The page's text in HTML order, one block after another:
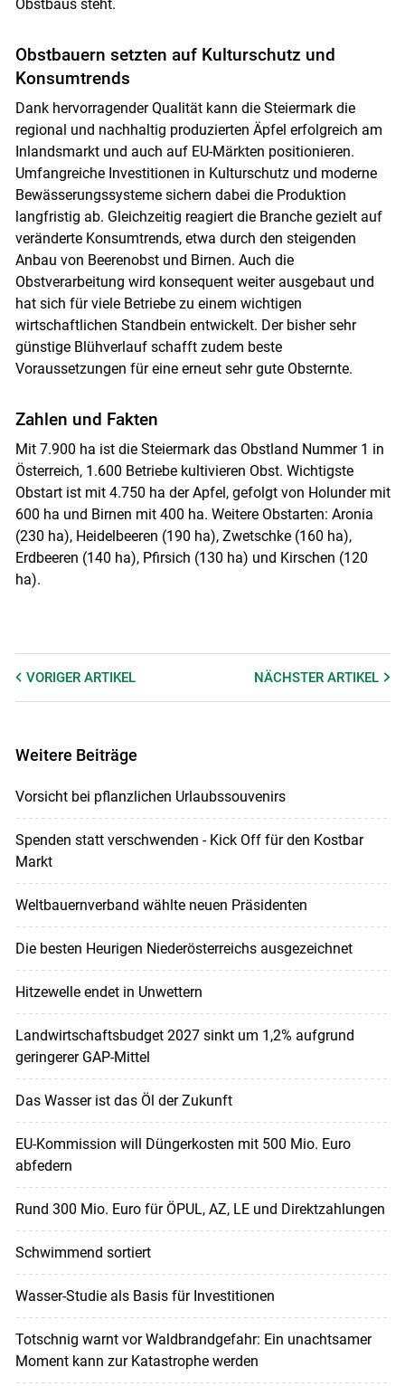
Obstbaus steht.
Obstbauern setzten auf Kulturschutz und
Konsumtrends
Dank hervorragender Qualität kann die Steiermark die
regional und nachhaltig produzierten Äpfel erfolgreich am
Inlandsmarkt und auch auf EU-Märkten positionieren.
Umfangreiche Investitionen in Kulturschutz und moderne
Bewässerungssysteme sichern dabei die Produktion
langfristig ab. Gleichzeitig reagiert die Branche gezielt auf
veränderte Konsumtrends, etwa durch den steigenden
Anbau von Beerenobst und Birnen. Auch die
Obstverarbeitung wird konsequent weiter ausgebaut und
hat sich für viele Betriebe zu einem wichtigen
wirtschaftlichen Standbein entwickelt. Der bisher sehr
günstige Blühverlauf schafft zudem beste
Voraussetzungen für eine erneut sehr gute Obsternte.
Zahlen und Fakten
Mit 7.900 ha ist die Steiermark das Obstland Nummer 1 in
Österreich, 1.600 Betriebe kultivieren Obst. Wichtigste
Obstart ist mit 4.750 ha der Apfel, gefolgt von Holunder mit
600 ha und Birnen mit 400 ha. Weitere Obstarten: Aronia
(230 ha), Heidelbeeren (190 ha), Zwetschke (160 ha),
Erdbeeren (140 ha), Pfirsich (130 ha) und Kirschen (120
ha).
VORIGER ARTIKEL NÄCHSTERARTIKEL
Weitere Beiträge
Vorsicht bei pflanzlichen Urlaubssouvenirs
Spenden statt verschwenden - Kick Off für den Kostbar
Markt
Weltbauernverband wählte neuen Präsidenten
Die besten Heurigen Niederösterreichs ausgezeichnet
Hitzewelle endet in Unwettern
Landwirtschaftsbudget 2027 sinkt um 1,2% aufgrund
geringerer GAP-Mittel
Das Wasser ist das Öl der Zukunft
EU-Kommission will Düngerkosten mit 500 Mio. Euro
abfedern
Rund 300 Mio. Euro für ÖPUL, AZ, LE und Direktzahlungen
Schwimmend sortiert
Wasser-Studie als Basis für Investitionen
Totschnig warnt vor Waldbrandgefahr: Ein unachtsamer
Moment kann zur Katastrophe werden